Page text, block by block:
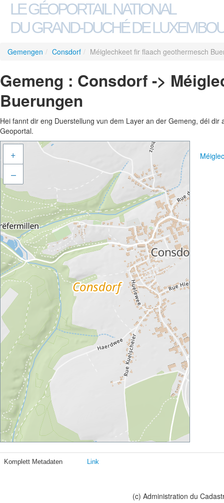
LE GÉOPORTAIL NATIONAL
DU GRAND-DUCHÉ DE
Gemengen / Consdorf / Méiglechkeet fir flaach geothermesch
Gemeng : Consdorf ->
Buerungen
Hei fannt dir eng Duerstellung vun dem Layer an der Gemeng, déi
Geoportal.
+
–
Komplett Metadaten Link
(c) Administration du